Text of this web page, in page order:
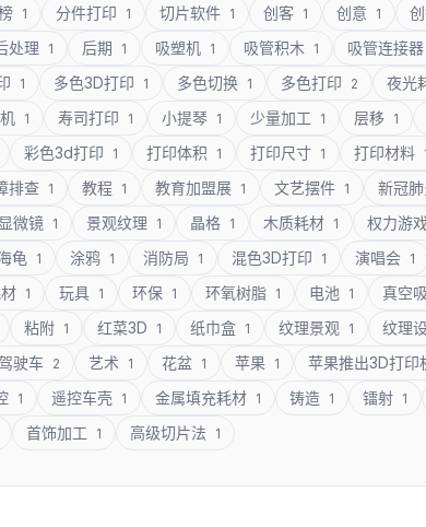
1 分件打印 1 切片软件 1 创客 1 创意 1
处理 1 后期 1 吸塑机 1 吸管积木 1 吸管连接器
1 多色3D打印 1 多色切换 1 多色打印 2 夜光
1 寿司打印 1 小提琴 1 少量加工 1 层移 1
彩色3d打印 1 打印体积 1 打印尺寸 1 打印材料
排查 1 教程 1 教育加盟展 1 文艺摆件 1 新冠肺
显微镜 1 景观纹理 1 晶格 1 木质耗材 1 权力游戏
龟 1 涂鸦 1 消防局 1 混色3D打印 1 演唱会 1
1 玩具 1 环保 1 环氧树脂 1 电池 1 真空
粘附 1 红菜3D 1 纸巾盒 1 纹理景观 1 纹理
驶车 2 艺术 1 花盆 1 苹果 1 苹果推出3D打印
1 遥控车壳 1 金属填充耗材 1 铸造 1 镭射 1
首饰加工 1 高级切片法 1